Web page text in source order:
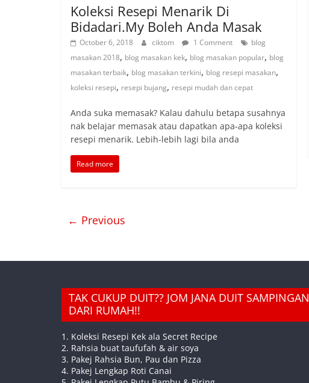
Koleksi Resepi Menarik Di
Bidadari.My Boleh Anda Masak
October 6, 2018 ciktom 1 Comment
blog
masakan 2018, blog masakan kek, blog masakan popular, blog
masakan terbaik, blog masakan terkini, blog resepi masakan,
koleksi resepi, resepi bujang, resepi mudah dan cepat
Anda suka memasak? Kalau dahulu betapa susahnya
nak belajar memasak atau dapatkan apa-apa koleksi
resepi menarik. Lebih-lebih lagi bila anda
Read more
← Previous
TAK CUKUP DUIT?? JOM JANA DUIT SAMPINGAN
DARI RUMAH!!
1. Koleksi Resepi Kek ala Secret Recipe
2. Rahsia buat taufufah & air soya
3. Pakej Rahsia Bun, Pau dan Pizza
4. Pakej Lengkap Roti Canai